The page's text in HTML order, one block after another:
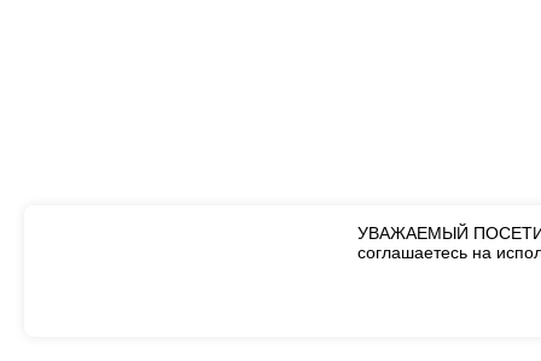
УВАЖАЕМЫЙ
соглашаетесь на